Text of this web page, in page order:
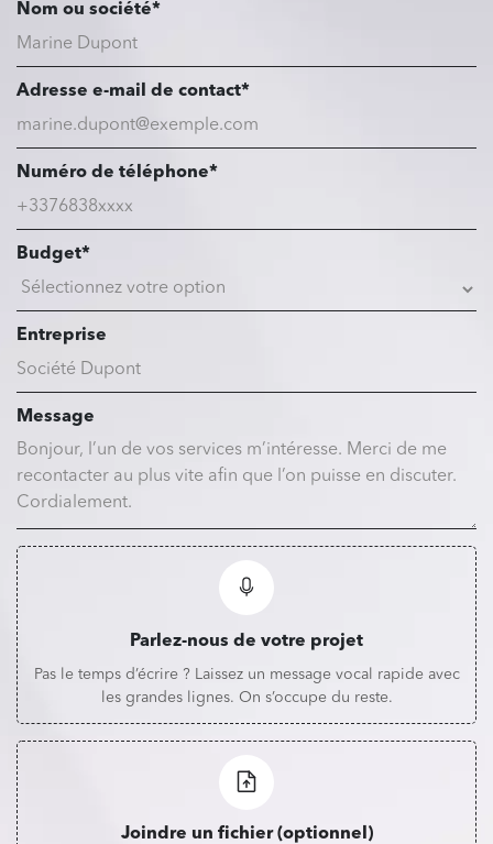
Nom ou société*
Adresse e-mail de contact*
Numéro de téléphone*
Budget*
Entreprise
Message
Parlez-nous de votre projet
Pas le temps d’écrire ? Laissez un message vocal rapide avec
les grandes lignes. On s’occupe du reste.
Joindre un fichier (optionnel)